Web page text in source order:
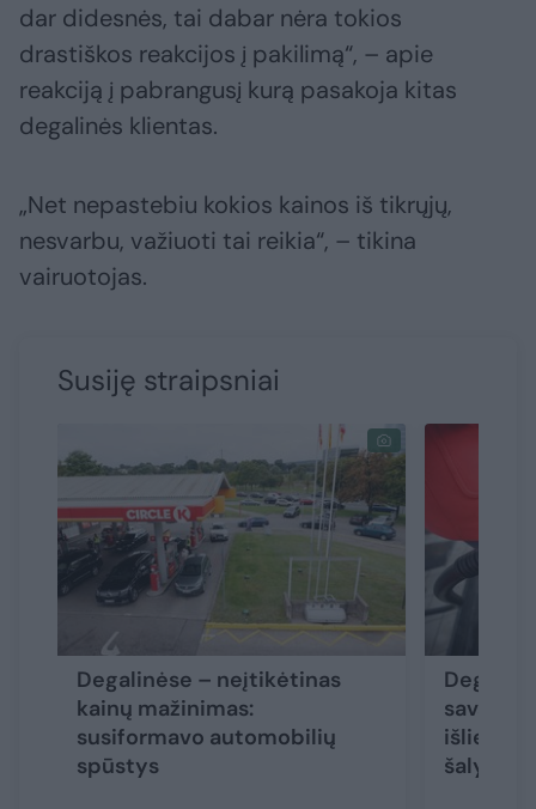
dar didesnės, tai dabar nėra tokios
drastiškos reakcijos į pakilimą“, – apie
reakciją į pabrangusį kurą pasakoja kitas
degalinės klientas.
„Net nepastebiu kokios kainos iš tikrųjų,
nesvarbu, važiuoti tai reikia“, – tikina
vairuotojas.
Susiję straipsniai
Degalinėse – neįtikėtinas
kainų mažinimas:
susiformavo automobilių
spūstys
Degalų
savaitę
išlieka
šalyse